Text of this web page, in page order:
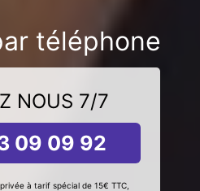
téléphone
NOUS 7/7
09 09 92
à tarif spécial de 15€ TTC,